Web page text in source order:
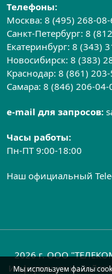
Телефоны:
Москва:8 (495) 268-08-
Санкт-Петербург:8
Екатеринбург:8 (343)
Новосибирск:8 (383)
Краснодар:8 (861)
Самара:8 (846) 206-04-
e-mail для запросов:
Часы работы:
Пн-ПТ 9:00-18:00
Наш официальный
2026 г. ООО
Информация на сайте
Мы используем файлы